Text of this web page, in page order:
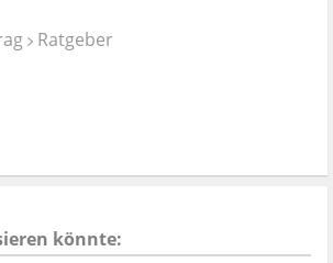
Ratgeber
könnte: